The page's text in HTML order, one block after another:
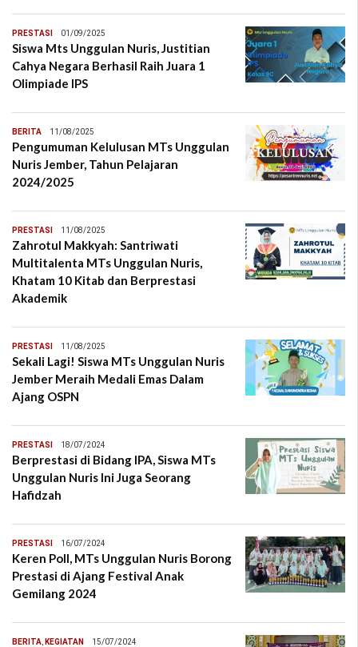
PRESTASI 01/09/2025
Siswa Mts Unggulan Nuris, Justitian
Cahya Negara Berhasil Raih Juara 1
Olimpiade IPS
BERITA 11/08/2025
Pengumuman Kelulusan MTs Unggulan
Nuris Jember, Tahun Pelajaran
2024/2025
PRESTASI 11/08/2025
Zahrotul Makkyah: Santriwati
Multitalenta MTs Unggulan Nuris,
Khatam 10 Kitab dan Berprestasi
Akademik
PRESTASI 11/08/2025
Sekali Lagi! Siswa MTs Unggulan Nuris
Jember Meraih Medali Emas Dalam
Ajang OSPN
PRESTASI 18/07/2024
Berprestasi di Bidang IPA, Siswa MTs
Unggulan Nuris Ini Juga Seorang
Hafidzah
PRESTASI 16/07/2024
Keren Poll, MTs Unggulan Nuris Borong
Prestasi di Ajang Festival Anak
Gemilang 2024
BERITA KEGIATAN 15/07/2024